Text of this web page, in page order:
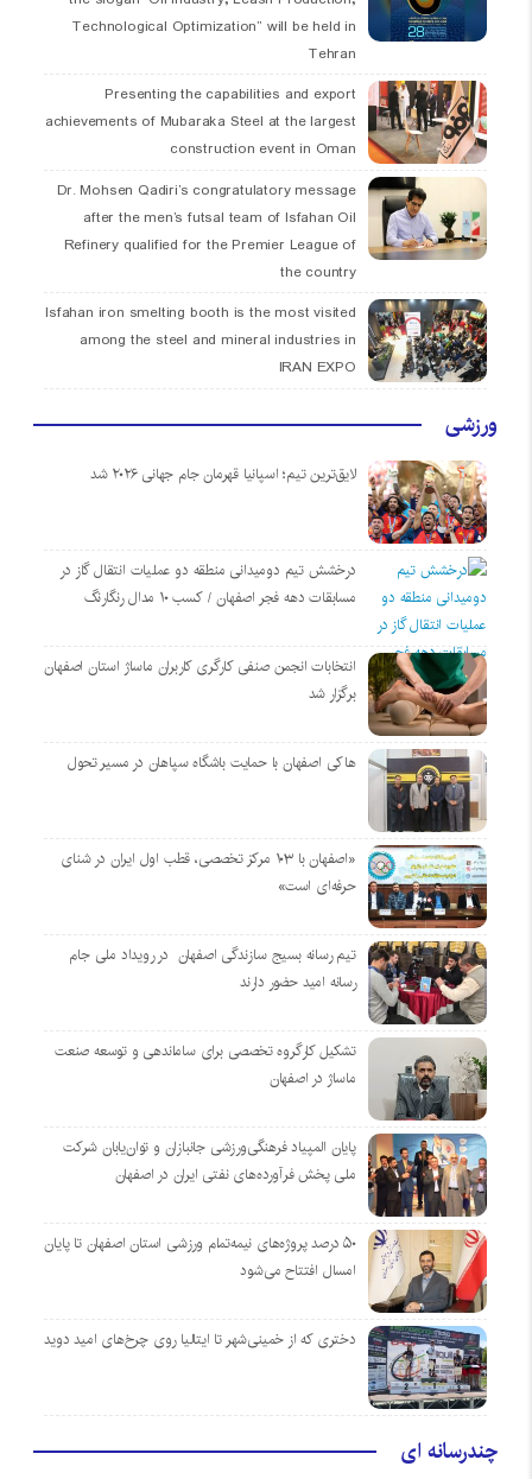
Technological Optimization” will be held in
Tehran
Presenting the capabilities and export
achievements of Mubaraka Steel at the largest
construction event in Oman
Dr. Mohsen Qadiri’s congratulatory message
after the men’s futsal team of Isfahan Oil
Refinery qualified for the Premier League of
the country
Isfahan iron smelting booth is the most visited
among the steel and mineral industries in
IRAN EXPO
ورزشی
لایق‌ترین تیم؛ اسپانیا قهرمان جام جهانی ۲۰۲۶ شد
درخشش تیم دومیدانی منطقه دو عملیات انتقال گاز در
مسابقات دهه فجر اصفهان / کسب ۱۰ مدال رنگارنگ
انتخابات انجمن صنفی کارگری کاربران ماساژ استان اصفهان
برگزار شد
هاکی اصفهان با حمایت باشگاه سپاهان در مسیر تحول
«اصفهان با ۱۰۳ مرکز تخصصی، قطب اول ایران در شنای
حرفه‌ای است»
تیم رسانه بسیج سازندگی اصفهان در رویداد ملی جام
رسانه امید حضور دارند
تشکیل کارگروه تخصصی برای ساماندهی و توسعه صنعت
ماساژ در اصفهان
پایان المپیاد فرهنگی‌ورزشی جانبازان و توان‌یابان شرکت
ملی پخش فرآورده‌های نفتی ایران در اصفهان
۵۰ درصد پروژه‌های نیمه‌تمام ورزشی استان اصفهان تا پایان
امسال افتتاح می‌شود
دختری که از خمینی‌شهر تا ایتالیا روی چرخ‌های امید دوید
چندرسانه ای